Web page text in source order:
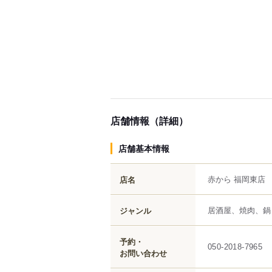
店舗情報（詳細）
店舗基本情報
店名 赤から 福岡東店
ジャンル 居酒屋、焼肉、鍋
予約・
お問い合わせ
050-2018-7965